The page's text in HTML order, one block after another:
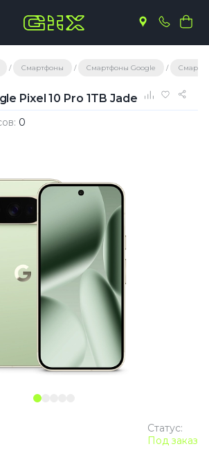
Смартфоны Смартфоны Google
Pixel 10 Pro 1TB Jade
0
Статус:
Под заказ